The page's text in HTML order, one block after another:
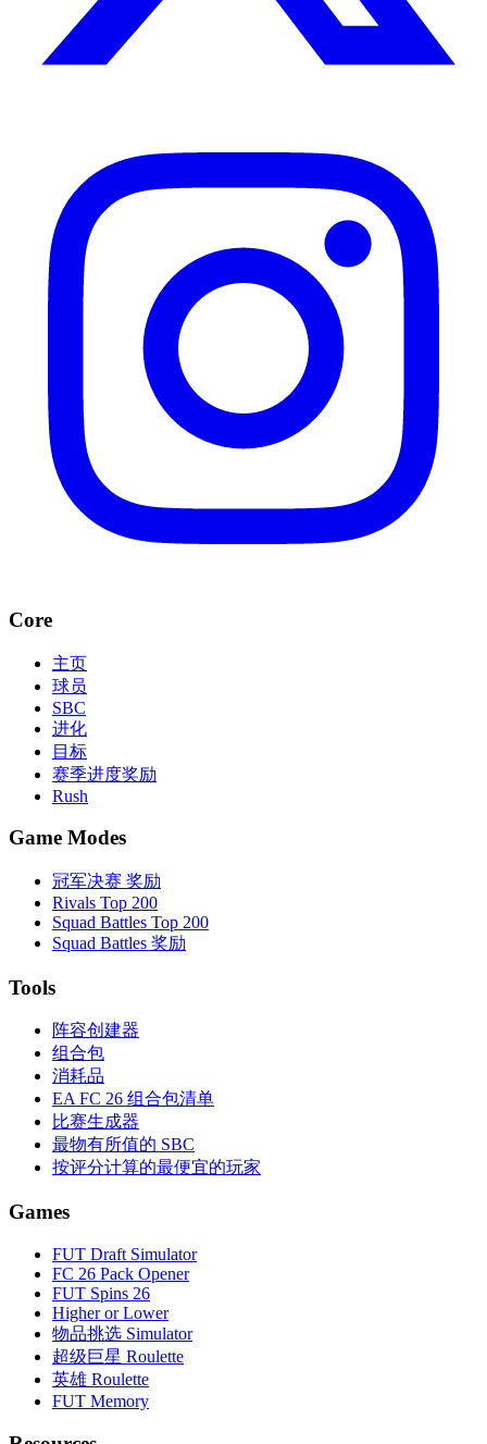
Core
主页
球员
SBC
进化
目标
赛季进度奖励
Rush
Game Modes
冠军决赛 奖励
Rivals Top 200
Squad Battles Top 200
Squad Battles 奖励
Tools
阵容创建器
组合包
消耗品
EA FC 26 组合包清单
比赛生成器
最物有所值的 SBC
按评分计算的最便宜的玩家
Games
FUT Draft Simulator
FC 26 Pack Opener
FUT Spins 26
Higher or Lower
物品挑选 Simulator
超级巨星 Roulette
英雄 Roulette
FUT Memory